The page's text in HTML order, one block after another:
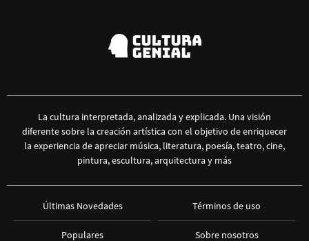
La cultura interpretada, analizada y explicada. Una visión
diferente sobre la creación artística con el objetivo de enriquecer
la experiencia de apreciar música, literatura, poesía, teatro, cine,
pintura, escultura, arquitectura y más
Últimas Novedades
Populares
Términos de uso
Sobre nosotros